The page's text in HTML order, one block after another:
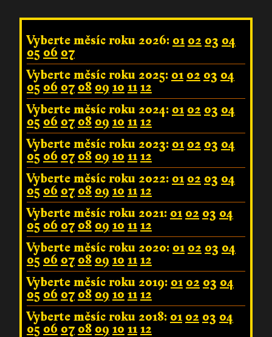
Vyberte měsíc roku 2026: 01 02 03 04
05 06 07
Vyberte měsíc roku 2025: 01 02 03 04
05 06 07 08 09 10 11 12
Vyberte měsíc roku 2024: 01 02 03 04
05 06 07 08 09 10 11 12
Vyberte měsíc roku 2023: 01 02 03 04
05 06 07 08 09 10 11 12
Vyberte měsíc roku 2022: 01 02 03 04
05 06 07 08 09 10 11 12
Vyberte měsíc roku 2021: 01 02 03 04
05 06 07 08 09 10 11 12
Vyberte měsíc roku 2020: 01 02 03 04
05 06 07 08 09 10 11 12
Vyberte měsíc roku 2019: 01 02 03 04
05 06 07 08 09 10 11 12
Vyberte měsíc roku 2018: 01 02 03 04
05 06 07 08 09 10 11 12